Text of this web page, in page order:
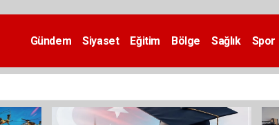
Gündem Siyaset Eğitim Bölge Sağlık Spor